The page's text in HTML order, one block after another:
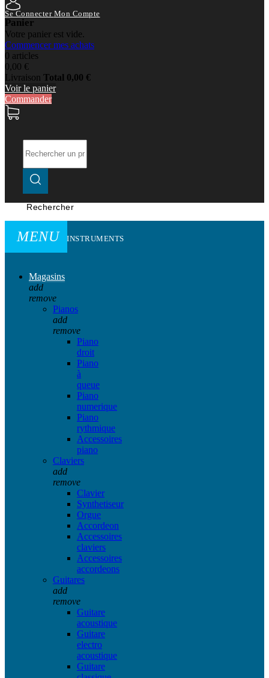
Se Connecter Mon Compte
Panier
Votre panier est vide.
Commencer mes achats
0 articles
0,00 €
Livraison Total 0,00 €
Voir le panier
Commander
Rechercher
MENU INSTRUMENTS
Magasins
add
remove
Pianos
add
remove
Piano
droit
Piano
à
queue
Piano
numerique
Piano
rythmique
Accessoires
piano
Claviers
add
remove
Clavier
Synthetiseur
Orgue
Accordeon
Accessoires
claviers
Accessoires
accordeons
Guitares
add
remove
Guitare
acoustique
Guitare
electro
acoustique
Guitare